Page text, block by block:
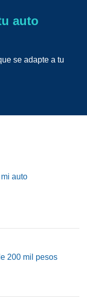
auto
se adapte a tu
auto
200 mil pesos